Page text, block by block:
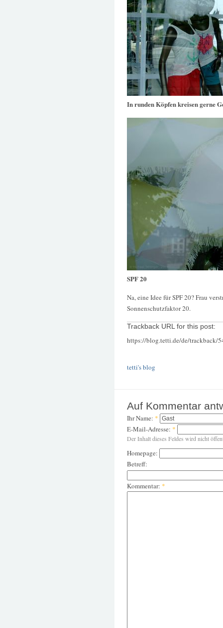
In runden Köpfen kreisen gerne
SPF 20
Na, eine Idee für SPF 20? Frau
Sonnenschutzfaktor 20.
Trackback URL for this post:
https://blog.tetti.de/de/trackback/
tetti's blog
Auf Kommentar
Ihr Name: *
E-Mail-Adresse: *
Der Inhalt dieses Feldes wird nicht
Homepage:
Betreff:
Kommentar: *